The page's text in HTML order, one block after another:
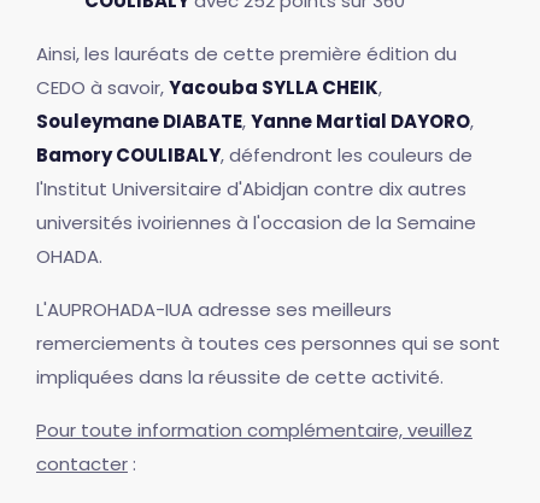
Ainsi, les lauréats de cette première édition du
CEDO à savoir,Yacouba SYLLA CHEIK,
Souleymane DIABATE,Yanne Martial DAYORO,
Bamory COULIBALY, défendront les couleurs de
l'Institut Universitaire d'Abidjan contre dix autres
universités ivoiriennes à l'occasion de la Semaine
OHADA.
L'AUPROHADA-IUA adresse ses meilleurs
remerciements à toutes ces personnes qui se sont
impliquées dans la réussite de cette activité.
Pour toute information complémentaire, veuillez
contacter :